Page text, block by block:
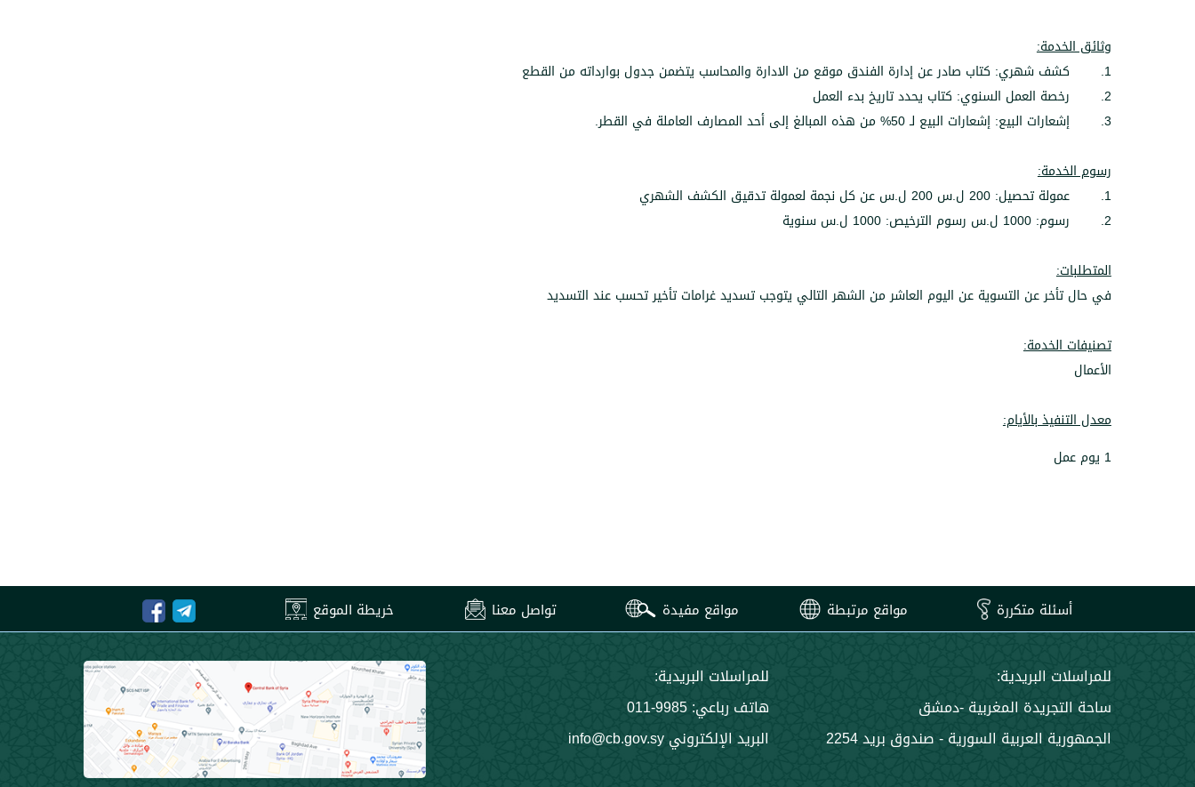
وثائق الخدمة:
1. كشف شهري: كتاب صادر عن إدارة الفندق موقع من الادارة والمحاسب يتضمن جدول بوارداته من القطع
2. رخصة العمل السنوي: كتاب يحدد تاريخ بدء العمل
3. إشعارات البيع: إشعارات البيع لـ 50% من هذه المبالغ إلى أحد المصارف العاملة في القطر.
رسوم الخدمة:
1. عمولة تحصيل: 200 ل.س 200 ل.س عن كل نجمة لعمولة تدقيق الكشف الشهري
2. رسوم: 1000 ل.س رسوم الترخيص: 1000 ل.س سنوية
المتطلبات:
في حال تأخر عن التسوية عن اليوم العاشر من الشهر التالي يتوجب تسديد غرامات تأخير تحسب عند التسديد
تصنيفات الخدمة:
الأعمال
معدل التنفيذ بالأيام:
1 يوم عمل
أسئلة متكررة مواقع مرتبطة مواقع مفيدة تواصل معنا خريطة الموقع
للمراسلات البريدية:
ساحة التجريدة المغربية -دمشق
الجمهورية العربية السورية - صندوق بريد 2254
للمراسلات البريدية:
هاتف رباعي: 9985-011
البريد الإلكتروني info@cb.gov.sy